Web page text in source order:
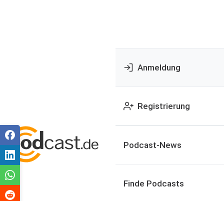
Anmeldung
Registrierung
Podcast-News
Finde Podcasts